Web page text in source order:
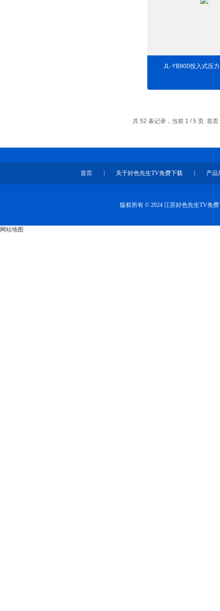
JL-YB900投入式压
共 52 条记录，当前 1 / 5 页
首页 关于好色先生TV免费下载 产品
版权所有 © 2024 江苏好色先生TV免
网站地图